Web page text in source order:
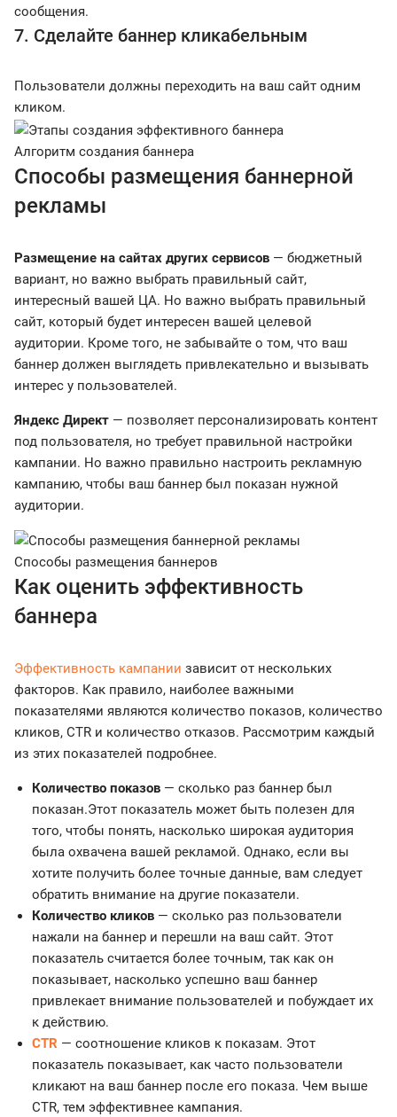
сообщения.
7. Сделайте баннер кликабельным
Пользователи должны переходить на ваш сайт одним
кликом.
Алгоритм создания баннера
Способы размещения баннерной
рекламы
Размещение на сайтах других сервисов — бюджетный
вариант, но важно выбрать правильный сайт,
интересный вашей ЦА. Но важно выбрать правильный
сайт, который будет интересен вашей целевой
аудитории. Кроме того, не забывайте о том, что ваш
баннер должен выглядеть привлекательно и вызывать
интерес у пользователей.
Яндекс Директ — позволяет персонализировать контент
под пользователя, но требует правильной настройки
кампании. Но важно правильно настроить рекламную
кампанию, чтобы ваш баннер был показан нужной
аудитории.
Способы размещения баннеров
Как оценить эффективность
баннера
Эффективность кампании зависит от нескольких
факторов. Как правило, наиболее важными
показателями являются количество показов, количество
кликов, CTR и количество отказов. Рассмотрим каждый
из этих показателей подробнее.
Количество показов — сколько раз баннер был
показан.Этот показатель может быть полезен для
того, чтобы понять, насколько широкая аудитория
была охвачена вашей рекламой. Однако, если вы
хотите получить более точные данные, вам следует
обратить внимание на другие показатели.
Количество кликов — сколько раз пользователи
нажали на баннер и перешли на ваш сайт. Этот
показатель считается более точным, так как он
показывает, насколько успешно ваш баннер
привлекает внимание пользователей и побуждает их
к действию.
CTR — соотношение кликов к показам. Этот
показатель показывает, как часто пользователи
кликают на ваш баннер после его показа. Чем выше
CTR, тем эффективнее кампания.